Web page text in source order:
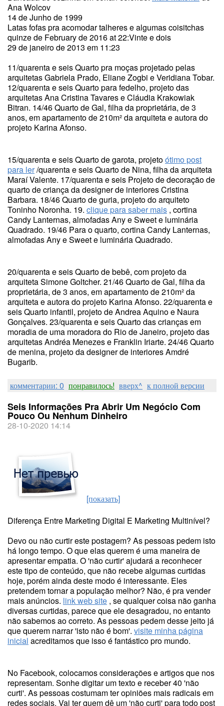
Ana Wolcov
14 de Junho de 1999
Latas fofas pra acomodar talheres e algumas coisitchas
quinze de February de 2016 at 22:Vinte e dois
29 de janeiro de 2013 em 11:23
11/quarenta e seis Quarto pra moças projetado pelas
arquitetas Gabriela Prado, Eliane Zogbi e Veridiana Tobar.
12/quarenta e seis Quarto para fedelho, projeto das
arquitetas Ana Cristina Tavares e Cláudia Krakowiak
Bitran. 14/46 Quarto de Gal, filha da proprietária, de 3
anos, em apartamento de 210m² da arquiteta e autora do
projeto Karina Afonso.
15/quarenta e seis Quarto de garota, projetoótimo post
para ler/quarenta e seis Quarto de Nina, filha da arquiteta
Maraí Valente. 17/quarenta e seis Projeto de decoração de
quarto de criança da designer de interiores Cristina
Barbara. 18/46 Quarto de guria, projeto do arquiteto
Toninho Noronha. 19. clique para saber mais , cortina
Candy Lanternas, almofadas Any e Sweet e luminária
Quadrado. 19/46 Para o quarto, cortina Candy Lanternas,
almofadas Any e Sweet e luminária Quadrado.
20/quarenta e seis Quarto de bebê, com projeto da
arquiteta Simone Goltcher. 21/46 Quarto de Gal, filha da
proprietária, de 3 anos, em apartamento de 210m² da
arquiteta e autora do projeto Karina Afonso. 22/quarenta e
seis Quarto infantil, projeto de Andrea Aquino e Naura
Gonçalves. 23/quarenta e seis Quarto das crianças em
moradia de uma moradora do Rio de Janeiro, projeto das
arquitetas Andréa Menezes e Franklin Iriarte. 24/46 Quarto
de menina, projeto da designer de interiores Amdré
Bugarib.
комментарии: 0 понравилось! вверх^ к полной версии
Seis Informações Pra Abrir Um Negócio Com
Pouco Ou Nenhum Dinheiro
28-10-2020 14:14
[показать]
Diferença Entre Marketing Digital E Marketing Multinível?
Devo ou não curtir este postagem? As pessoas pedem isto
há longo tempo. O que elas querem é uma maneira de
apresentar empatia. O 'não curtir' ajudará a reconhecer
este tipo de conteúdo, que não recebe algumas curtidas
hoje, porém ainda deste modo é interessante. Eles
pretendem tornar a população melhor? Não, é pra vender
mais anúncios. link web site , se qualquer coisa não ganha
diversas curtidas, parece que ele desagradou, no entanto
não sabemos ao correto. As pessoas pedem desse jeito já
que querem narrar 'isto não é bom'. visite minha página
inicial acreditamos que isso é fantástico pro mundo.
No Facebook, colocamos considerações e artigos que nos
representam. Sonhe digitar um texto e receber 40 'não
curti'. As pessoas costumam ter opiniões mais radicais em
redes sociais. Vai ter quem dê um 'não curti' para todo post